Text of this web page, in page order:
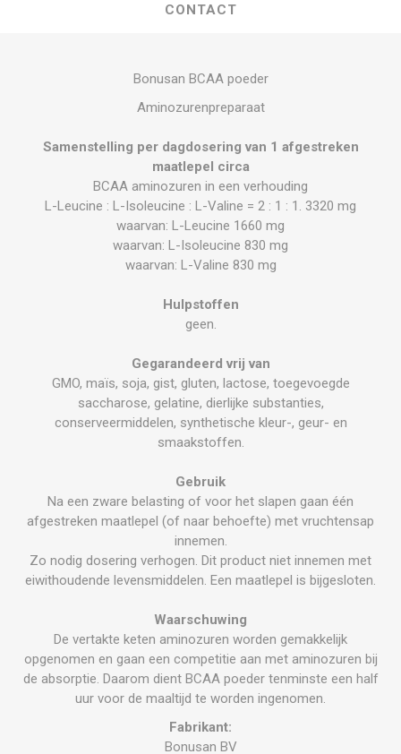
CONTACT
Bonusan BCAA poeder
Aminozurenpreparaat
Samenstelling per dagdosering van 1 afgestreken
maatlepel circa
BCAA aminozuren in een verhouding
L-Leucine : L-Isoleucine : L-Valine = 2 : 1 : 1. 3320 mg
waarvan: L-Leucine 1660 mg
waarvan: L-Isoleucine 830 mg
waarvan: L-Valine 830 mg
Hulpstoffen
geen.
Gegarandeerd vrij van
GMO, maïs, soja, gist, gluten, lactose, toegevoegde
saccharose, gelatine, dierlijke substanties,
conserveermiddelen, synthetische kleur-, geur- en
smaakstoffen.
Gebruik
Na een zware belasting of voor het slapen gaan één
afgestreken maatlepel (of naar behoefte) met vruchtensap
innemen.
Zo nodig dosering verhogen. Dit product niet innemen met
eiwithoudende levensmiddelen. Een maatlepel is bijgesloten.
Waarschuwing
De vertakte keten aminozuren worden gemakkelijk
opgenomen en gaan een competitie aan met aminozuren bij
de absorptie. Daarom dient BCAA poeder tenminste een half
uur voor de maaltijd te worden ingenomen.
Fabrikant:
Bonusan BV